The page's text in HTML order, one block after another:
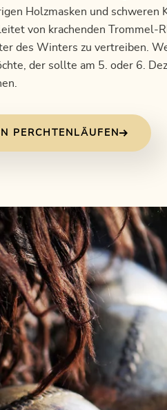
Holzmasken und schweren
von krachenden Trommel-
des Winters zu vertreiben.
der sollte am 5. oder 6.
PERCHTENLÄUFEN